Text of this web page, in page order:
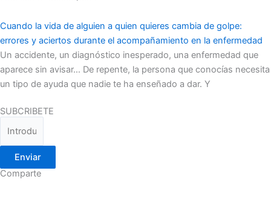
Cuando la vida de alguien a quien quieres cambia de golpe:
errores y aciertos durante el acompañamiento en la enfermedad
Un accidente, un diagnóstico inesperado, una enfermedad que
aparece sin avisar… De repente, la persona que conocías necesita
un tipo de ayuda que nadie te ha enseñado a dar. Y
SUBCRIBETE
Enviar
Comparte